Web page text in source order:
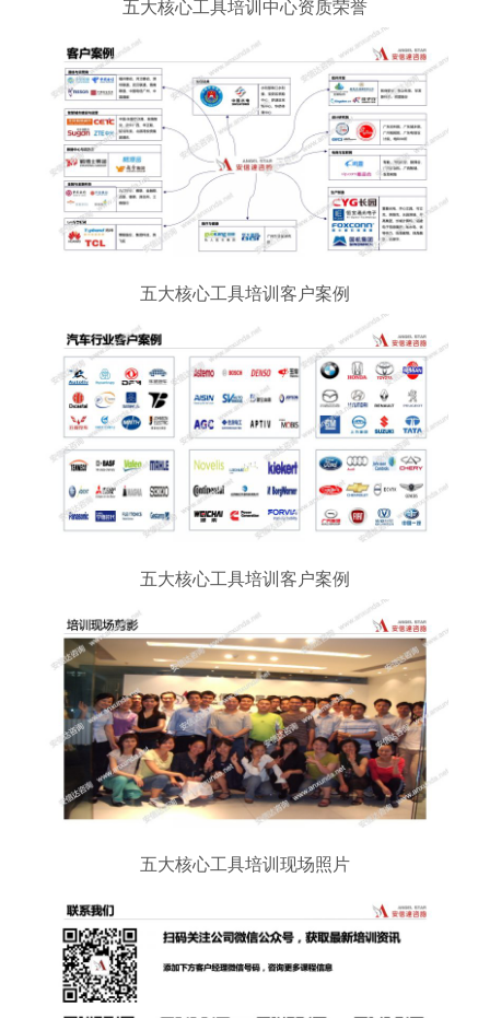
五大核心工具培训中心资质荣誉
五大核心工具培训客户案例
五大核心工具培训客户案例
五大核心工具培训现场照片